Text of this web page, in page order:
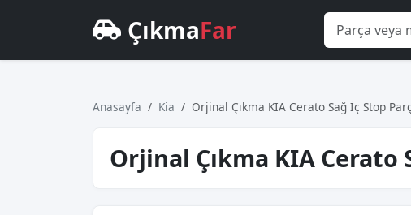
ÇıkmaFar
Anasayfa Kia Orjinal Çıkma KIA Cerato Sağ İç Stop
Orjinal Çıkma KIA Cerato